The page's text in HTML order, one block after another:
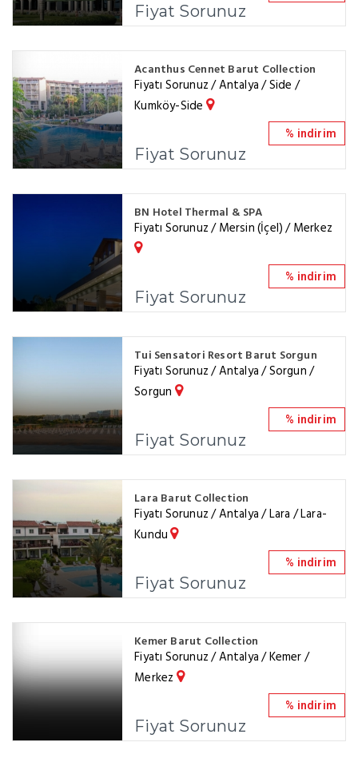
Fiyat Sorunuz
Acanthus Cennet Barut Collection
Fiyatı Sorunuz / Antalya / Side /
Kumköy-Side
Fiyat Sorunuz
% indirim
BN Hotel Thermal & SPA
Fiyatı Sorunuz / Mersin (İçel) / Merkez
Fiyat Sorunuz
% indirim
Tui Sensatori Resort Barut Sorgun
Fiyatı Sorunuz / Antalya / Sorgun /
Sorgun
Fiyat Sorunuz
% indirim
Lara Barut Collection
Fiyatı Sorunuz / Antalya / Lara / Lara-
Kundu
Fiyat Sorunuz
% indirim
Kemer Barut Collection
Fiyatı Sorunuz / Antalya / Kemer /
Merkez
Fiyat Sorunuz
% indirim